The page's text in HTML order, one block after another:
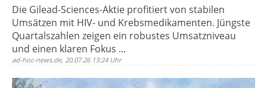
Die Gilead-Sciences-Aktie profitiert von stabilen
Umsätzen mit HIV- und Krebsmedikamenten. Jüngste
Quartalszahlen zeigen ein robustes Umsatzniveau
und einen klaren Fokus ...
ad-hoc-news.de, 20.07.26 13:24 Uhr